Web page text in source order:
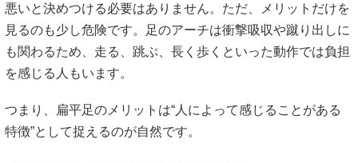
悪いと決めつける必要はありません。ただ、メリットだけを
見るのも少し危険です。足のアーチは衝撃吸収や蹴り出しに
も関わるため、走る、跳ぶ、長く歩くといった動作では負担
を感じる人もいます。
つまり、扁平足のメリットは“人によって感じることがある
特徴”として捉えるのが自然です。